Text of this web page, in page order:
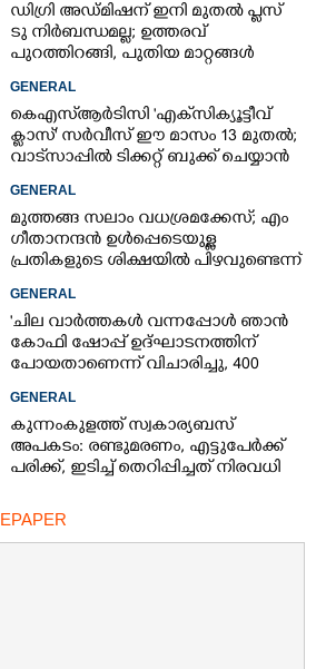
ഡിഗ്രി അഡ്മിഷന് ഇനി മുതൽ പ്ലസ്
ടു നിർബന്ധമല്ല; ഉത്തരവ്
പുറത്തിറങ്ങി, പുതിയ മാറ്റങ്ങൾ
GENERAL
കെഎസ്‌ആർടിസി 'എക്‌സിക്യൂട്ടീവ്
ക്ളാസ്' സർവീസ് ഈ മാസം 13 മുതൽ;
വാട്‌സാപ്പിൽ ടിക്കറ്റ് ബുക്ക് ചെയ്യാൻ
GENERAL
മുത്തങ്ങ സലാം വധശ്രമക്കേസ്; എം
ഗീതാനന്ദൻ ഉൾപ്പെടെയുള്ള
പ്രതികളുടെ ശിക്ഷയിൽ പിഴവുണ്ടെന്ന്
GENERAL
'ചില വാർത്തകൾ വന്നപ്പോൾ ഞാൻ
കോഫി ഷോപ്പ് ഉദ്ഘാടനത്തിന്
പോയതാണെന്ന് വിചാരിച്ചു, 400
GENERAL
കുന്നംകുളത്ത് സ്വകാര്യബസ്
അപകടം: രണ്ടുമരണം, എട്ടുപേർക്ക്
പരിക്ക്, ഇടിച്ച് തെറിപ്പിച്ചത് നിരവധി
EPAPER